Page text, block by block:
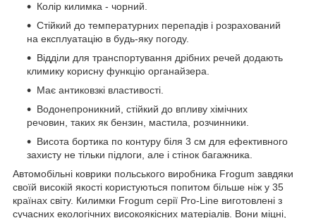
Колір килимка - чорний.
Стійкий до температурних перепадів і розрахований
на експлуатацію в будь-яку погоду.
Відділи для транспортування дрібних речей додають
климику корисну функцію органайзера.
Має антиковзкі властивості.
Водонепроникний, стійкий до впливу хімічних
речовин, таких як бензин, мастила, розчинники.
Висота бортика по контуру біля 3 см для ефективного
захисту не тільки підлоги, але і стінок багажника.
Автомобільні коврики польського виробника Frogum завдяки
своїй високій якості користуються попитом більше ніж у 35
країнах світу. Килимки Frogum серії Pro-Line виготовлені з
сучасних екологічних високоякісних матеріалів. Вони міцні,